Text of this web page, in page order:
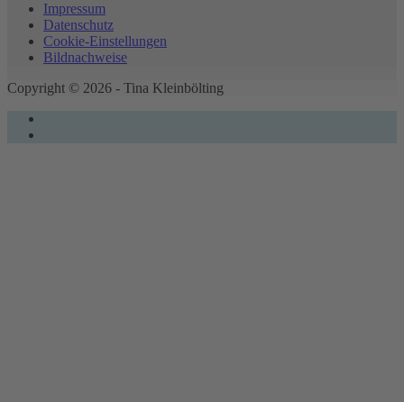
Impressum
Datenschutz
Cookie-Einstellungen
Bildnachweise
Copyright © 2026 - Tina Kleinbölting